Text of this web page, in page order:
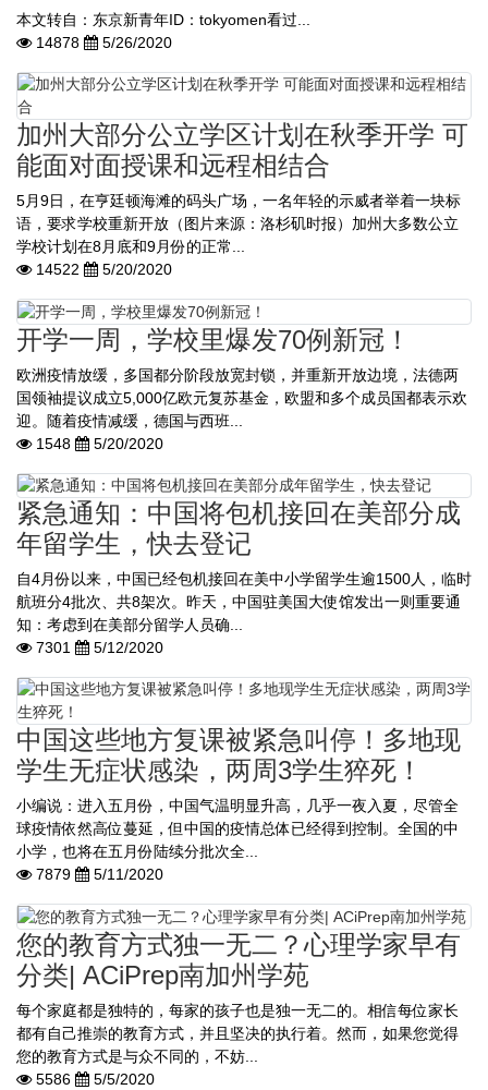
本文转自：东京新青年ID：tokyomen看过...
14878
5/26/2020
加州大部分公立学区计划在秋季开学 可
能面对面授课和远程相结合
5月9日，在亨廷顿海滩的码头广场，一名年轻的示威者举着一块标
语，要求学校重新开放（图片来源：洛杉矶时报）加州大多数公立
学校计划在8月底和9月份的正常...
14522
5/20/2020
开学一周，学校里爆发70例新冠！
欧洲疫情放缓，多国都分阶段放宽封锁，并重新开放边境，法德两
国领袖提议成立5,000亿欧元复苏基金，欧盟和多个成员国都表示欢
迎。随着疫情减缓，德国与西班...
1548
5/20/2020
紧急通知：中国将包机接回在美部分成
年留学生，快去登记
自4月份以来，中国已经包机接回在美中小学留学生逾1500人，临时
航班分4批次、共8架次。昨天，中国驻美国大使馆发出一则重要通
知：考虑到在美部分留学人员确...
7301
5/12/2020
中国这些地方复课被紧急叫停！多地现
学生无症状感染，两周3学生猝死！
小编说：进入五月份，中国气温明显升高，几乎一夜入夏，尽管全
球疫情依然高位蔓延，但中国的疫情总体已经得到控制。全国的中
小学，也将在五月份陆续分批次全...
7879
5/11/2020
您的教育方式独一无二？心理学家早有
分类| ACiPrep南加州学苑
每个家庭都是独特的，每家的孩子也是独一无二的。相信每位家长
都有自己推崇的教育方式，并且坚决的执行着。然而，如果您觉得
您的教育方式是与众不同的，不妨...
5586
5/5/2020